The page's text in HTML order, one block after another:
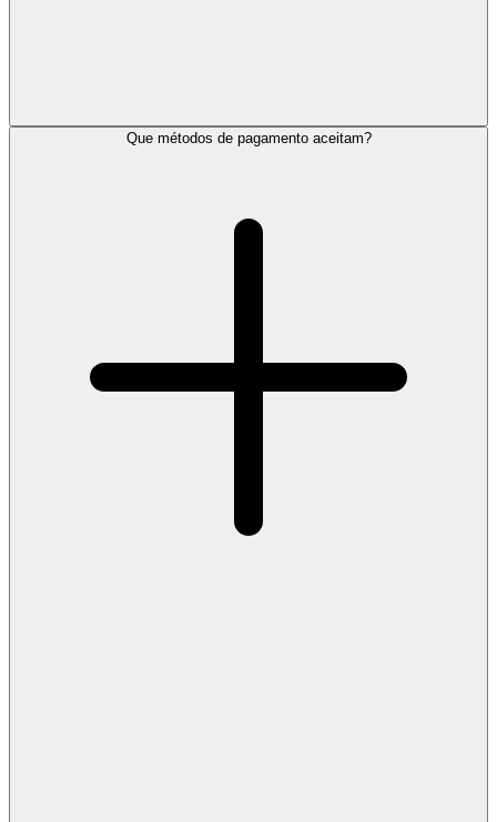
Que métodos de pagamento aceitam?